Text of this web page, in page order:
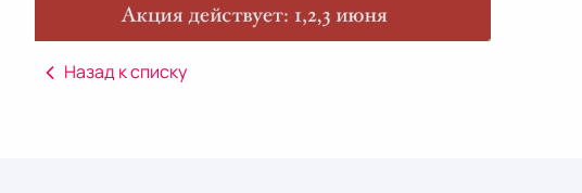
Назад к списку